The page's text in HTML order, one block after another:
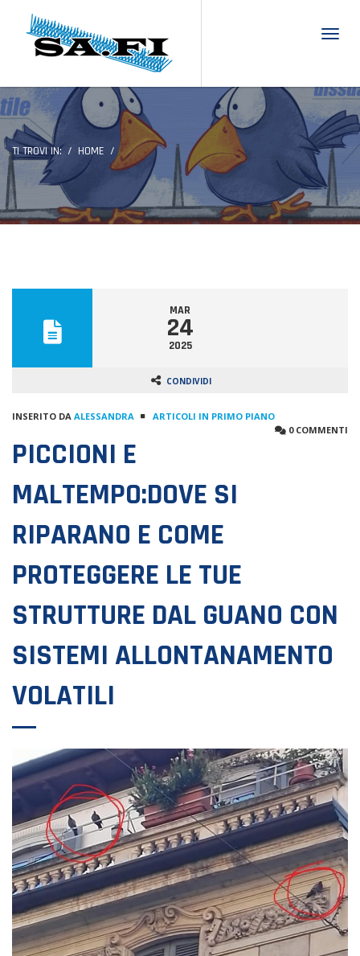
TI TROVI IN: HOME
MAR
24
2025
CONDIVIDI
INSERITO DA ALESSANDRA
ARTICOLI IN PRIMO PIANO
0 COMMENTI
PICCIONI E
MALTEMPO:DOVE SI
RIPARANO E COME
PROTEGGERE LE TUE
STRUTTURE DAL GUANO CON
SISTEMI ALLONTANAMENTO
VOLATILI